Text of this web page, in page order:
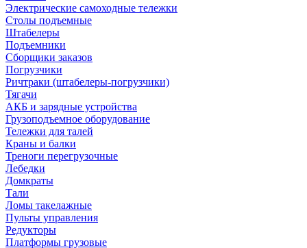
Электрические самоходные тележки
Столы подъемные
Штабелеры
Подъемники
Сборщики заказов
Погрузчики
Ричтраки (штабелеры-погрузчики)
Тягачи
АКБ и зарядные устройства
Грузоподъемное оборудование
Тележки для талей
Краны и балки
Треноги перегрузочные
Лебедки
Домкраты
Тали
Ломы такелажные
Пульты управления
Редукторы
Платформы грузовые